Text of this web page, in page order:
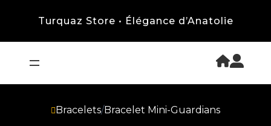
Turquaz Store • Élégance d’Anatolie
Bracelets/Bracelet Mini-Guardians